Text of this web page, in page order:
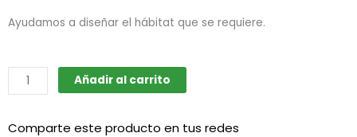
Ayudamos a diseñar el hábitat que se requiere.
Asesoramiento
y
cantidad
Añadir al carrito
Comparte este producto en tus redes